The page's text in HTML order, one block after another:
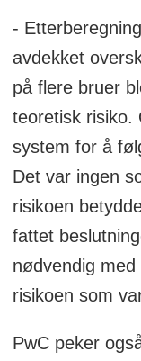
forvaltning
(Eget
-
avdekket
på flere bruer
teoretisk risiko.
system for å
Det var ingen
risikoen
fattet
nødvendig
risikoen som
PwC peker